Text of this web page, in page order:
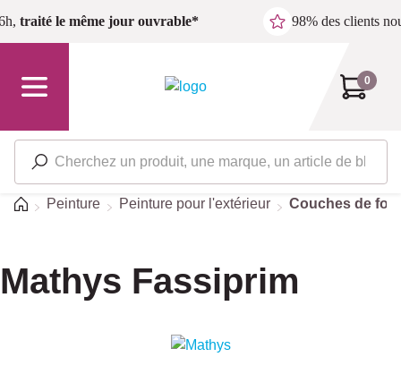
Passer au contenu principal
traité le même jour ouvrable* 98% des clients
0
Accueil
Peinture Peinture pour l'extérieur Couches de
Mathys Fassiprim